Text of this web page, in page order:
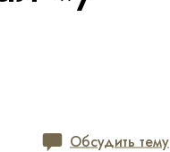
Обсудить тему